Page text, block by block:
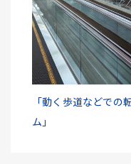
「動く歩道などでの
ム」